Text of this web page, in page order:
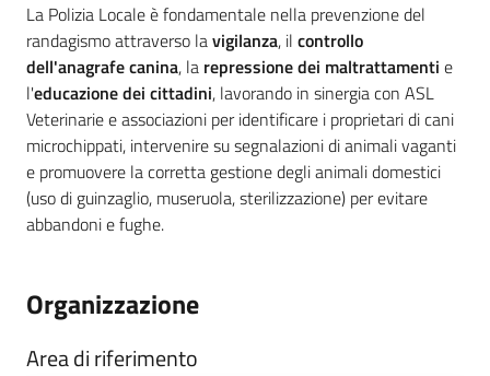
La Polizia Locale è fondamentale nella prevenzione del
randagismo attraverso lavigilanza, il controllo
dell'anagrafe canina, la repressione dei maltrattamenti e
l'educazione dei cittadini, lavorando in sinergia con ASL
Veterinarie e associazioni per identificare i proprietari di cani
microchippati, intervenire su segnalazioni di animali vaganti
e promuovere la corretta gestione degli animali domestici
(uso di guinzaglio, museruola, sterilizzazione) per evitare
abbandoni e fughe.
Organizzazione
Area di riferimento